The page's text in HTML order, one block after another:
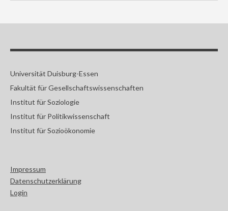
Universität Duisburg-Essen
Fakultät für Gesellschaftswissenschaften
Institut für Soziologie
Institut für Politikwissenschaft
Institut für Sozioökonomie
Impressum
Datenschutzerklärung
Login